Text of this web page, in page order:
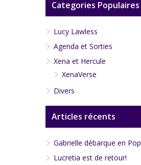
Categories Populaires
Lucy Lawless
Agenda et Sorties
Xena et Hercule
XenaVerse
Divers
Articles récents
Gabrielle débarque en Pop
Lucretia est de retour!